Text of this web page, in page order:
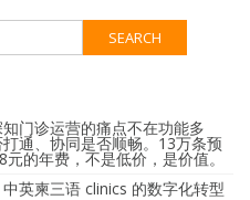
门诊运营的痛点不在功能多
通、协同是否顺畅。13万条预
的年费，不是低价，是价值。
英柬三语 clinics 的数字化转型